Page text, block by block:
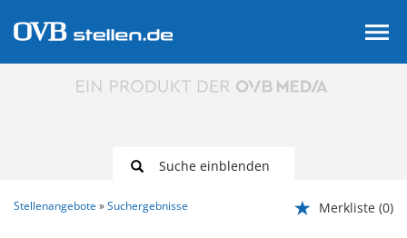
Suche einblenden
Stellenangebote Suchergebnisse Merkliste (0)